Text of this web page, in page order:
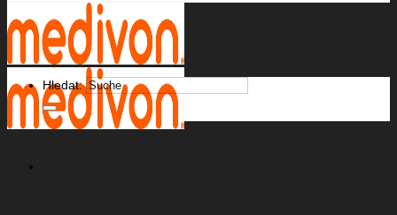
Hledat: